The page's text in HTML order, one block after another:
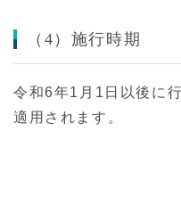
（4）施行時期
令和6年1月1日以後に
適用されます。